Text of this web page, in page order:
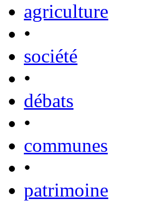
agriculture
•
société
•
débats
•
communes
•
patrimoine